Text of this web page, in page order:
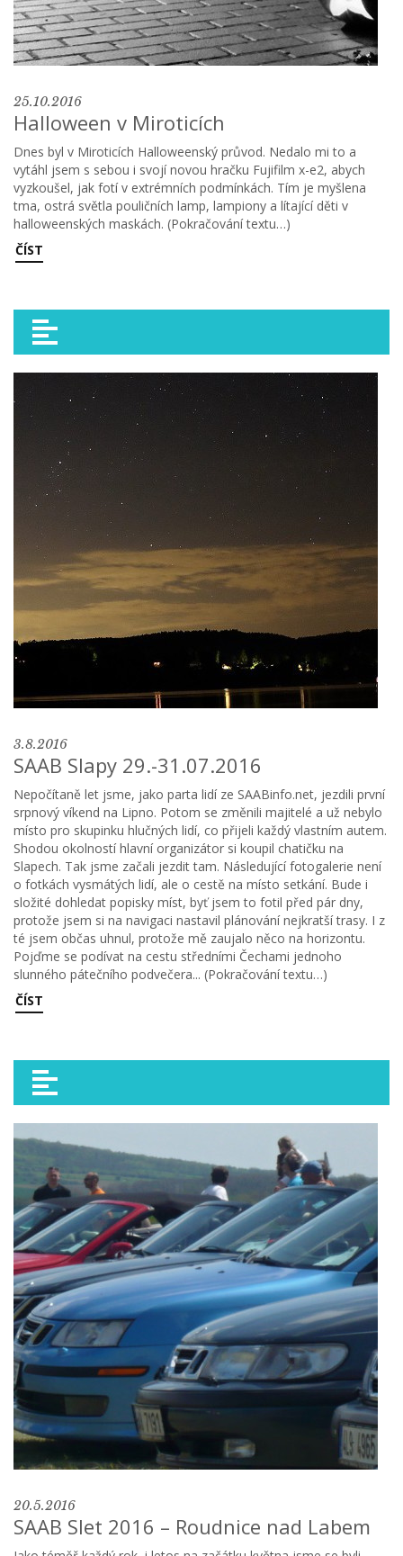
25.10.2016
Halloween v Miroticích
Dnes byl v Miroticích Halloweenský průvod. Nedalo mi to a
vytáhl jsem s sebou i svojí novou hračku Fujifilm x-e2, abych
vyzkoušel, jak fotí v extrémních podmínkách. Tím je myšlena
tma, ostrá světla pouličních lamp, lampiony a lítající děti v
halloweenských maskách. (Pokračování textu…)
ČÍST
3.8.2016
SAAB Slapy 29.-31.07.2016
Nepočítaně let jsme, jako parta lidí ze SAABinfo.net, jezdili první
srpnový víkend na Lipno. Potom se změnili majitelé a už nebylo
místo pro skupinku hlučných lidí, co přijeli každý vlastním autem.
Shodou okolností hlavní organizátor si koupil chatičku na
Slapech. Tak jsme začali jezdit tam. Následující fotogalerie není
o fotkách vysmátých lidí, ale o cestě na místo setkání. Bude i
složité dohledat popisky míst, byť jsem to fotil před pár dny,
protože jsem si na navigaci nastavil plánování nejkratší trasy. I z
té jsem občas uhnul, protože mě zaujalo něco na horizontu.
Pojďme se podívat na cestu středními Čechami jednoho
slunného pátečního podvečera... (Pokračování textu…)
ČÍST
20.5.2016
SAAB Slet 2016 – Roudnice nad Labem